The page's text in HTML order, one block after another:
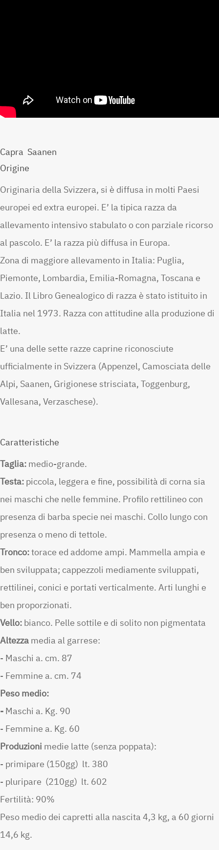
Capra Saanen
Origine
Originaria della Svizzera, si è diffusa in molti Paesi
europei ed extra europei. E’ la tipica razza da
allevamento intensivo stabulato o con parziale ricorso
al pascolo. E’ la razza più diffusa in Europa.
Zona di maggiore allevamento in Italia: Puglia,
Piemonte, Lombardia, Emilia-Romagna, Toscana e
Lazio. Il Libro Genealogico di razza è stato istituito in
Italia nel 1973. Razza con attitudine alla produzione di
latte.
E’ una delle sette razze caprine riconosciute
ufficialmente in Svizzera (Appenzel, Camosciata delle
Alpi, Saanen, Grigionese strisciata, Toggenburg,
Vallesana, Verzaschese).
Caratteristiche
Taglia:medio-grande.
Testa:piccola, leggera e fine, possibilità di corna sia
nei maschi che nelle femmine. Profilo rettilineo con
presenza di barba specie nei maschi. Collo lungo con
presenza o meno di tettole.
Tronco:torace ed addome ampi. Mammella ampia e
ben sviluppata; cappezzoli mediamente sviluppati,
rettilinei, conici e portati verticalmente. Arti lunghi e
ben proporzionati.
Vello:bianco. Pelle sottile e di solito non pigmentata
Altezzamedia al garrese:
- Maschi a. cm. 87
- Femmine a. cm. 74
Peso medio:
-Maschi a. Kg. 90
- Femmine a. Kg. 60
Produzioni medie latte (senza poppata):
- primipare (150gg) lt. 380
- pluripare (210gg) lt. 602
Fertilità: 90%
Peso medio dei capretti alla nascita 4,3 kg, a 60 giorni
14,6 kg.